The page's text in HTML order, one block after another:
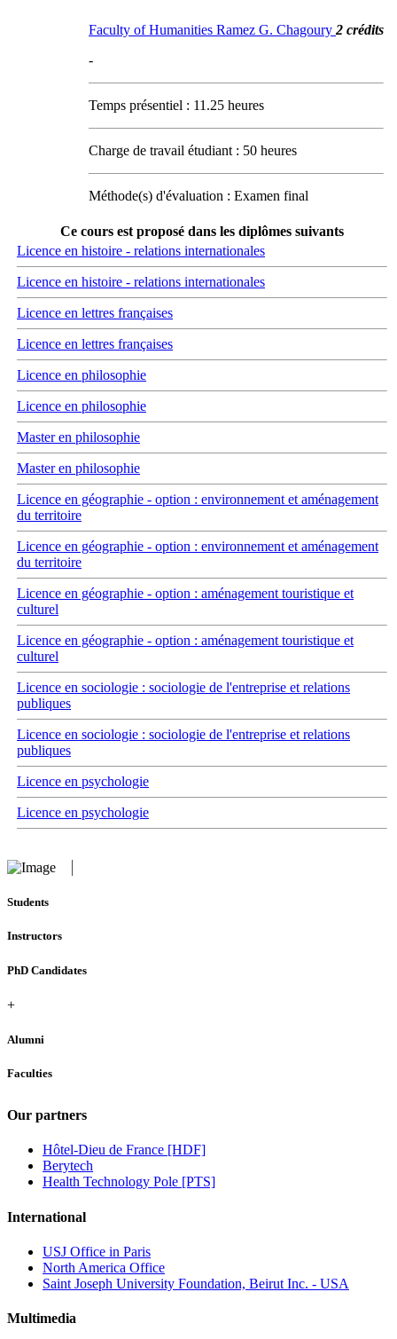
Faculty of Humanities Ramez G. Chagoury 2 crédits
-
Temps présentiel : 11.25 heures
Charge de travail étudiant : 50 heures
Méthode(s) d'évaluation : Examen final
Ce cours est proposé dans les diplômes suivants
Licence en histoire - relations internationales
Licence en histoire - relations internationales
Licence en lettres françaises
Licence en lettres françaises
Licence en philosophie
Licence en philosophie
Master en philosophie
Master en philosophie
Licence en géographie - option : environnement et aménagement
du territoire
Licence en géographie - option : environnement et aménagement
du territoire
Licence en géographie - option : aménagement touristique et
culturel
Licence en géographie - option : aménagement touristique et
culturel
Licence en sociologie : sociologie de l'entreprise et relations
publiques
Licence en sociologie : sociologie de l'entreprise et relations
publiques
Licence en psychologie
Licence en psychologie
Students
Instructors
PhD Candidates
+
Alumni
Faculties
Our partners
Hôtel-Dieu de France [HDF]
Berytech
Health Technology Pole [PTS]
International
USJ Office in Paris
North America Office
Saint Joseph University Foundation, Beirut Inc. - USA
Multimedia